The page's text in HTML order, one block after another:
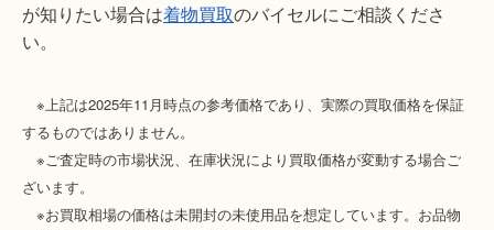
が知りたい場合は着物買取のバイセルにご相談くださ
い。
※上記は2025年11月時点の参考価格であり、実際の買取価格を保証
するものではありません。
※ご査定時の市場状況、在庫状況により買取価格が変動する場合ご
ざいます。
※お買取相場の価格は未開封の未使用品を想定しています。お品物